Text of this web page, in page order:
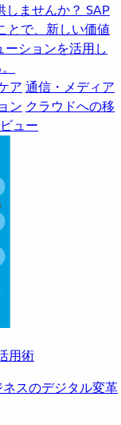
ませんか？ SAP
とで、新しい価値
ーションを活用し
ア 通信・メディア
ン クラウドへの移
ュー
用術
スのデジタル変革